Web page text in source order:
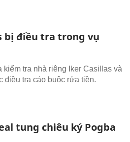
bị điều tra trong vụ
tra nhà riêng Iker Casillas và
điều tra cáo buộc rửa tiền.
tung chiêu ký Pogba